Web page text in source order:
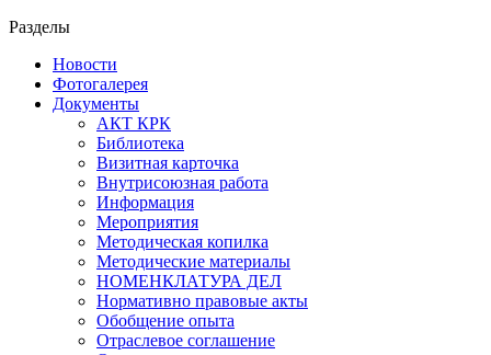
Разделы
Новости
Фотогалерея
Документы
АКТ КРК
Библиотека
Визитная карточка
Внутрисоюзная работа
Информация
Мероприятия
Методическая копилка
Методические материалы
НОМЕНКЛАТУРА ДЕЛ
Нормативно правовые акты
Обобщение опыта
Отраслевое соглашение